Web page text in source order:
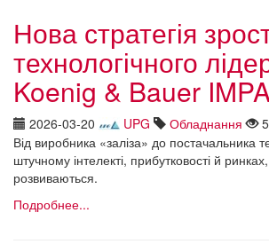
Нова стратегія
технологічного
Koenig & Bauer
2026-03-20 UPG Обладнання
Від виробника «заліза» до постачальника
штучному інтелекті, прибутковості й ринках,
розвиваються.
Подробнее...